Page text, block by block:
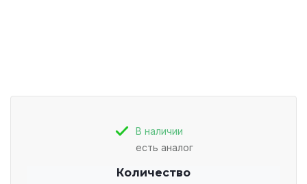
В наличии
есть аналог
Количество